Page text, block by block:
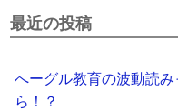
最近の投稿
へーグル教育の波動読
ら！？